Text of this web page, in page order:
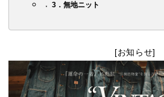
3．無地ニット
[お知らせ]